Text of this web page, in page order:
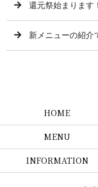
還元祭始まります！
新メニューの紹介
HOME
MENU
INFORMATION